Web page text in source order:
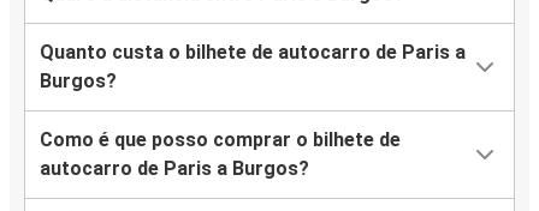
Quanto custa o bilhete de autocarro de Paris a
Burgos?
Como é que posso comprar o bilhete de
autocarro de Paris a Burgos?